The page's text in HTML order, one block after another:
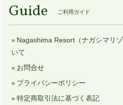
Guide ご利用ガイド
Nagashima Resort（ナガシマリ
いて
お問合せ
プライバシーポリシー
特定商取引法に基づく表記